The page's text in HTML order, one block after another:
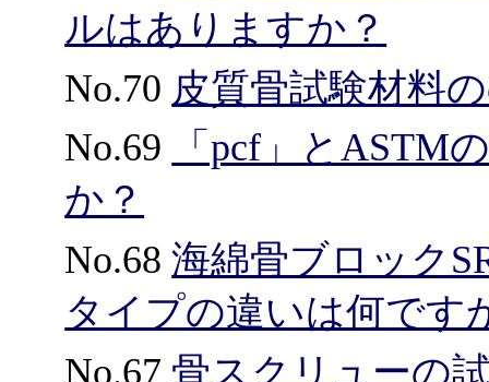
ルはありますか？
No.70 皮質骨試験材料
No.69
「pcf」とASTM
か？
No.68海綿骨ブロック
タイプの違いは何です
No.67 骨スクリューの